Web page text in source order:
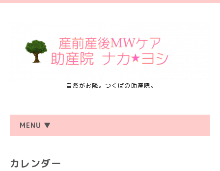
自然がお隣。つくばの助産院。
MENU ▼
カレンダー